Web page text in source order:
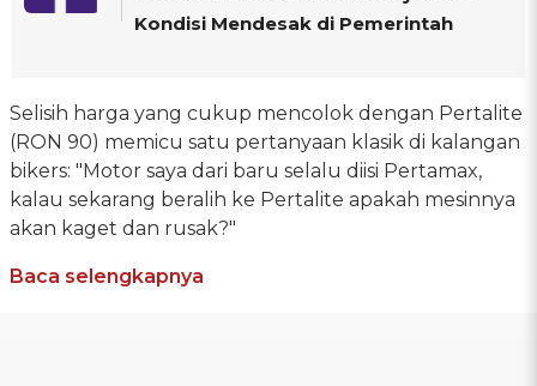
Kondisi Mendesak di Pemerintah
Selisih harga yang cukup mencolok dengan Pertalite
(RON 90) memicu satu pertanyaan klasik di kalangan
bikers: "Motor saya dari baru selalu diisi Pertamax,
kalau sekarang beralih ke Pertalite apakah mesinnya
akan kaget dan rusak?"
Baca selengkapnya